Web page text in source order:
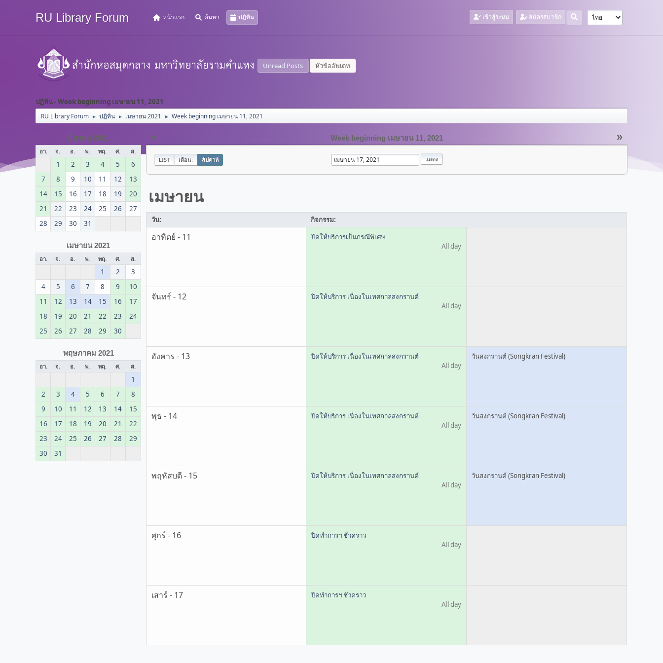
RU Library Forum หน้าแรก ค้นหา ปฏิทิน เข้าสู่ระบบ สมัครสมาชิก
Unread Posts หัวข้ออัพเดท
ปฏิทิน - Week beginning เมษายน 11, 2021
RU Library Forum ► ปฏิทิน ► เมษายน 2021 ► Week beginning เมษายน 11, 2021
มีนาคม 2021
อา. จ. อ. พ. พฤ. ศ. ส.
1 2 3 4 5
6
7
8 9 10 11 12
13
14
15 16 17 18 19
20
21
22 23 24 25 26
27
28
29 30 31
เมษายน 2021
อา. จ. อ. พ. พฤ. ศ. ส.
1 2
3
4
5 6 7 8 9
10
11
12 13 14 15 16
17
18
19 20 21 22 23
24
25
26 27 28 29 30
พฤษภาคม 2021
อา. จ. อ. พ. พฤ. ศ. ส.
1
2
3 4 5 6 7
8
9
10 11 12 13 14
15
16
17 18 19 20 21
22
23
24 25 26 27 28
29
30
31
« »
Week beginning เมษายน 11, 2021
LIST เดือน: สัปดาห์
เมษายน
วัน: กิจกรรม:
อาทิตย์ - 11
ปิดให้บริการเป็นกรณีพิเศษ
All day
จันทร์ - 12
ปิดให้บริการ เนื่องในเทศกาลสงกรานต์
All day
อังคาร - 13
ปิดให้บริการ เนื่องในเทศกาลสงกรานต์
All day
วันสงกรานต์ (Songkran Festival)
พุธ - 14
ปิดให้บริการ เนื่องในเทศกาลสงกรานต์
All day
วันสงกรานต์ (Songkran Festival)
พฤหัสบดี - 15
ปิดให้บริการ เนื่องในเทศกาลสงกรานต์
All day
วันสงกรานต์ (Songkran Festival)
ศุกร์ - 16
ปิดทำการฯ ชั่วคราว
All day
เสาร์ - 17
ปิดทำการฯ ชั่วคราว
All day